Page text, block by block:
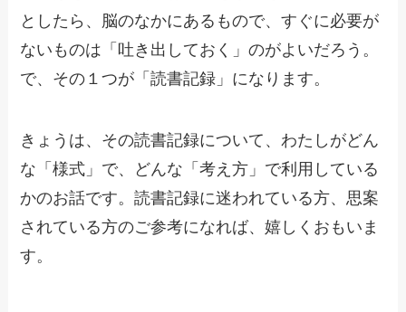
としたら、脳のなかにあるもので、すぐに必要が
ないものは「吐き出しておく」のがよいだろう。
で、その１つが「読書記録」になります。
きょうは、その読書記録について、わたしがどん
な「様式」で、どんな「考え方」で利用している
かのお話です。読書記録に迷われている方、思案
されている方のご参考になれば、嬉しくおもいま
す。